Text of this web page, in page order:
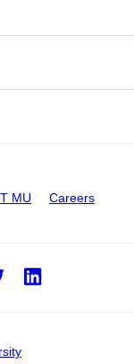
MU Careers
Twitter